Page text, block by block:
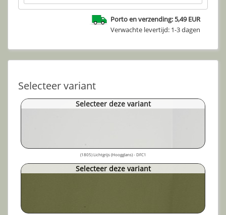
Porto en verzending: 5,49 EUR
Verwachte levertijd: 1-3 dagen
Selecteer variant
Selecteer deze variant
(1805) Lichtgrijs (Hoogglans) - DFC1
Selecteer deze variant